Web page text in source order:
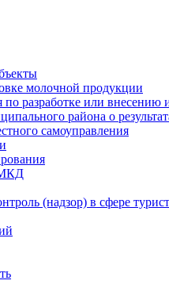
молочной продукции
разработке или
района о
самоуправления
МКД
(надзор) в сфере